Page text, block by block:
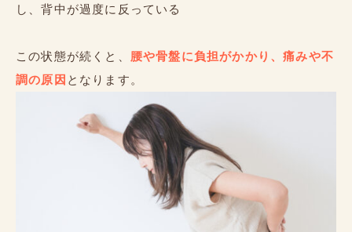
し、背中が過度に反っている
この状態が続くと、 腰や骨盤に負担がかかり、痛みや不
調の原因 となります。